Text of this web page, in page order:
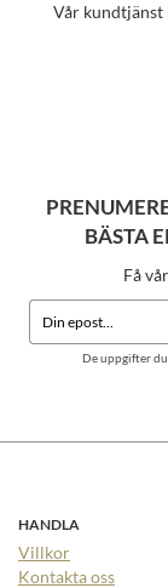
Vår kundtjänst
BÄSTA
Få
De uppgifter
HANDLA
Villkor
Kontakta oss